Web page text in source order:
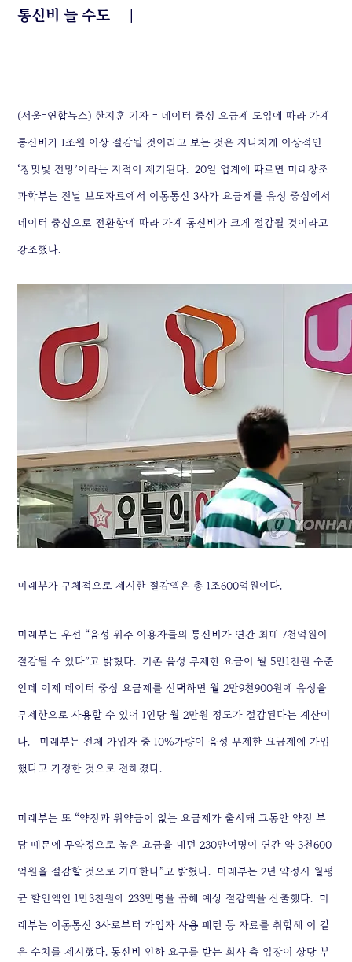
통신비 늘 수도
|
(서울=연합뉴스) 한지훈 기자 = 데이터 중심 요금제 도입에 따라 가계
통신비가 1조원 이상 절감될 것이라고 보는 것은 지나치게 이상적인
‘장밋빛 전망’이라는 지적이 제기된다.20일 업계에 따르면 미래창조
과학부는 전날 보도자료에서 이동통신 3사가 요금제를 음성 중심에서
데이터 중심으로 전환함에 따라 가계 통신비가 크게 절감될 것이라고
강조했다.
미래부가 구체적으로 제시한 절감액은 총 1조600억원이다.
미래부는 우선 “음성 위주 이용자들의 통신비가 연간 최대 7천억원이
절감될 수 있다”고 밝혔다. 기존 음성 무제한 요금이 월 5만1천원 수준
인데 이제 데이터 중심 요금제를 선택하면 월 2만9천900원에 음성을
무제한으로 사용할 수 있어 1인당 월 2만원 정도가 절감된다는 계산이
다. 미래부는 전체 가입자 중 10％가량이 음성 무제한 요금제에 가입
했다고 가정한 것으로 전해졌다.
미래부는 또 “약정과 위약금이 없는 요금제가 출시돼 그동안 약정 부
담 때문에 무약정으로 높은 요금을 내던 230만여명이 연간 약 3천600
억원을 절감할 것으로 기대한다”고 밝혔다. 미래부는 2년 약정시 월평
균 할인액인 1만3천원에 233만명을 곱해 예상 절감액을 산출했다. 미
래부는 이동통신 3사로부터 가입자 사용 패턴 등 자료를 취합해 이 같
은 수치를 제시했다. 통신비 인하 요구를 받는 회사 측 입장이 상당 부